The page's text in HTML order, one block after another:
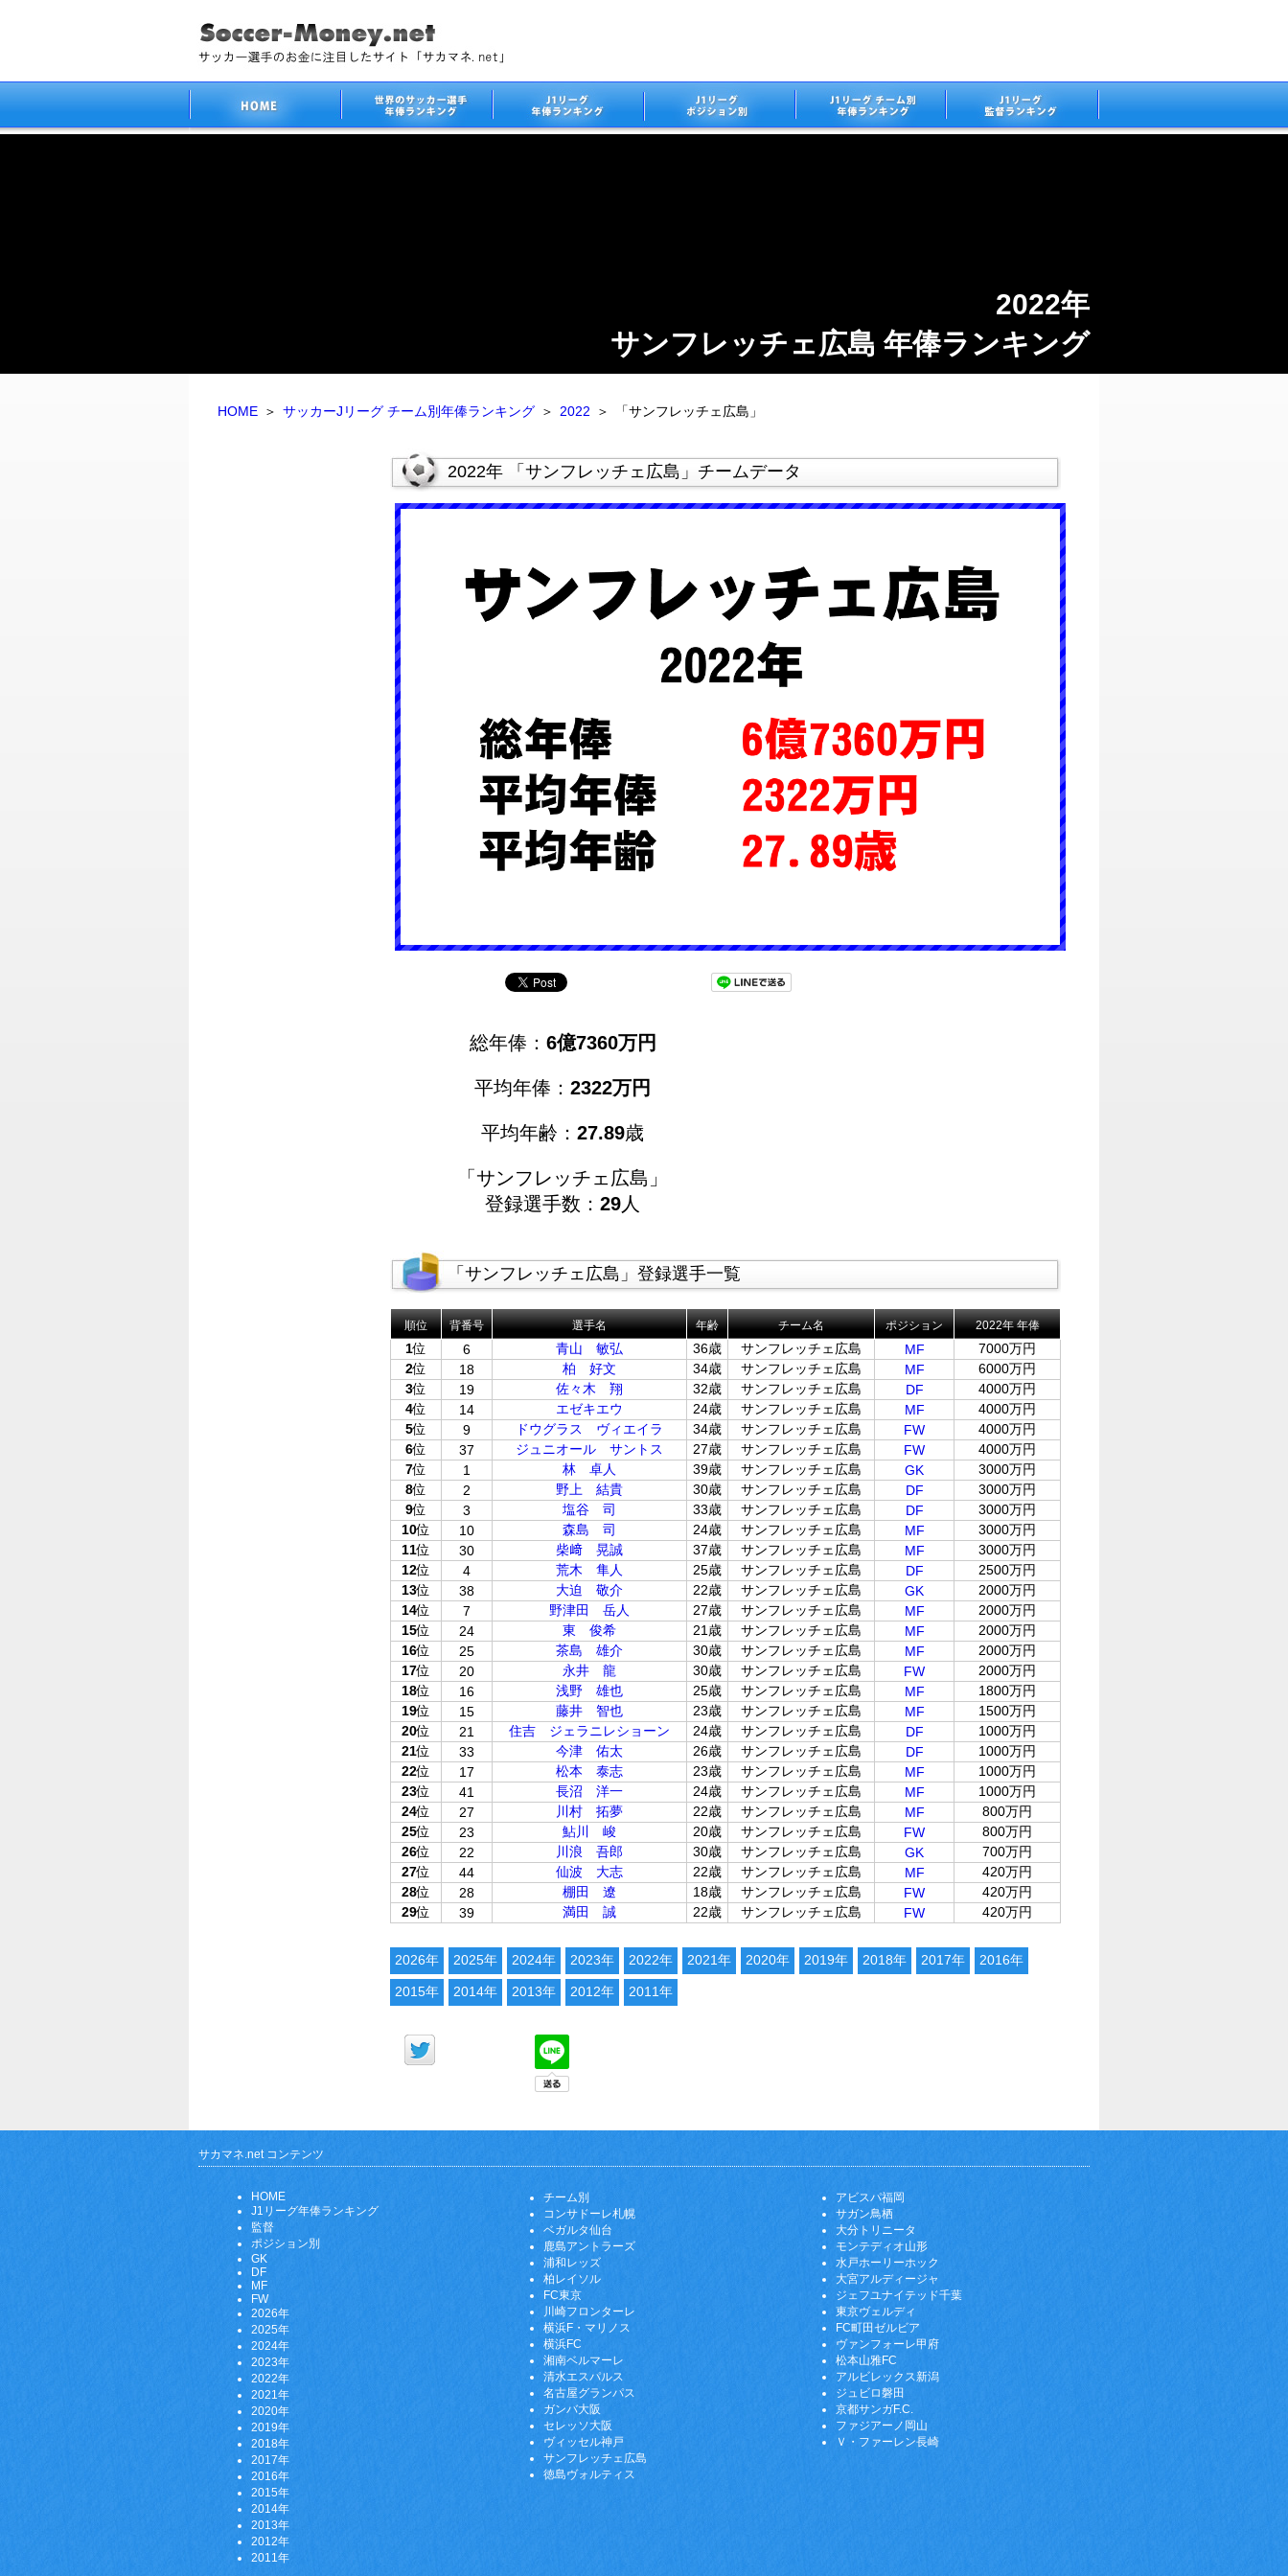
2022年
サンフレッチェ広島 年俸ランキング
HOME ＞ サッカーJリーグ チーム別年俸ランキング ＞ 2022 ＞ 「サンフレッチェ広島」
2022年 「サンフレッチェ広島」チームデータ
総年俸： 6億7360万円
平均年俸： 2322万円
平均年齢： 27.89歳
「サンフレッチェ広島」
登録選手数： 29人
「サンフレッチェ広島」登録選手一覧
順位 背番号 選手名 年齢 チーム名 ポジション 2022年 年俸
1位 6 青山 敏弘 36歳 サンフレッチェ広島 MF
7000万円
2位 18 柏 好文 34歳 サンフレッチェ広島 MF
6000万円
3位 19 佐々木 翔 32歳 サンフレッチェ広島 DF
4000万円
4位 14 エゼキエウ 24歳 サンフレッチェ広島 MF
4000万円
5位 9 ドウグラス ヴィエイラ 34歳 サンフレッチェ広島 FW
4000万円
6位 37 ジュニオール サントス 27歳 サンフレッチェ広島 FW
4000万円
7位 1 林 卓人 39歳 サンフレッチェ広島 GK
3000万円
8位 2 野上 結貴 30歳 サンフレッチェ広島 DF
3000万円
9位 3 塩谷 司 33歳 サンフレッチェ広島 DF
3000万円
10位 10 森島 司 24歳 サンフレッチェ広島 MF
3000万円
11位 30 柴﨑 晃誠 37歳 サンフレッチェ広島 MF
3000万円
12位 4 荒木 隼人 25歳 サンフレッチェ広島 DF
2500万円
13位 38 大迫 敬介 22歳 サンフレッチェ広島 GK
2000万円
14位 7 野津田 岳人 27歳 サンフレッチェ広島 MF
2000万円
15位 24 東 俊希 21歳 サンフレッチェ広島 MF
2000万円
16位 25 茶島 雄介 30歳 サンフレッチェ広島 MF
2000万円
17位 20 永井 龍 30歳 サンフレッチェ広島 FW
2000万円
18位 16 浅野 雄也 25歳 サンフレッチェ広島 MF
1800万円
19位 15 藤井 智也 23歳 サンフレッチェ広島 MF
1500万円
20位 21 住吉 ジェラニレショーン 24歳 サンフレッチェ広島 DF
1000万円
21位 33 今津 佑太 26歳 サンフレッチェ広島 DF
1000万円
22位 17 松本 泰志 23歳 サンフレッチェ広島 MF
1000万円
23位 41 長沼 洋一 24歳 サンフレッチェ広島 MF
1000万円
24位 27 川村 拓夢 22歳 サンフレッチェ広島 MF
800万円
25位 23 鮎川 峻 20歳 サンフレッチェ広島 FW
800万円
26位 22 川浪 吾郎 30歳 サンフレッチェ広島 GK
700万円
27位 44 仙波 大志 22歳 サンフレッチェ広島 MF
420万円
28位 28 棚田 遼 18歳 サンフレッチェ広島 FW
420万円
29位 39 満田 誠 22歳 サンフレッチェ広島 FW 420万円
2026年 2025年 2024年 2023年 2022年 2021年 2020年 2019年 2018年 2017年 2016年
2015年 2014年 2013年 2012年 2011年
サカマネ.net コンテンツ
HOME
J1リーグ年俸ランキング
監督
ポジション別
GK
DF
MF
FW
2026年
2025年
2024年
2023年
2022年
2021年
2020年
2019年
2018年
2017年
2016年
2015年
2014年
2013年
2012年
2011年
チーム別
コンサドーレ札幌
ベガルタ仙台
鹿島アントラーズ
浦和レッズ
柏レイソル
FC東京
川崎フロンターレ
横浜F・マリノス
横浜FC
湘南ベルマーレ
清水エスパルス
名古屋グランパス
ガンバ大阪
セレッソ大阪
ヴィッセル神戸
サンフレッチェ広島
徳島ヴォルティス
アビスパ福岡
サガン鳥栖
大分トリニータ
モンテディオ山形
水戸ホーリーホック
大宮アルディージャ
ジェフユナイテッド千葉
東京ヴェルディ
FC町田ゼルビア
ヴァンフォーレ甲府
松本山雅FC
アルビレックス新潟
ジュビロ磐田
京都サンガF.C.
ファジアーノ岡山
Ｖ・ファーレン長崎